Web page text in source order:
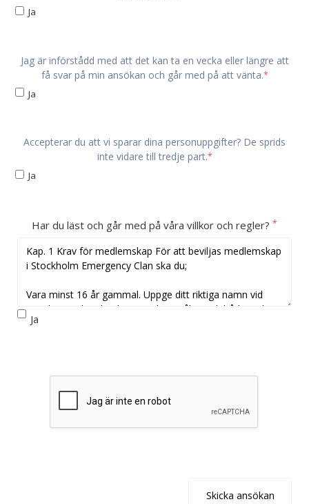
Ja
Jag är införstådd med att det kan ta en vecka eller längre att
få svar på min ansökan och går med på att vänta.*
Ja
Accepterar du att vi sparar dina personuppgifter? De sprids
inte vidare till tredje part.*
Ja
Har du läst och går med på våra villkor och regler? *
Ja